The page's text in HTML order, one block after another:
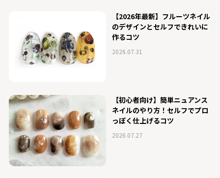
【2026年最新】フルーツネイル
のデザインとセルフできれいに
作るコツ
2026.07.31
【初心者向け】簡単ニュアンス
ネイルのやり方！セルフでプロ
っぽく仕上げるコツ
2026.07.27